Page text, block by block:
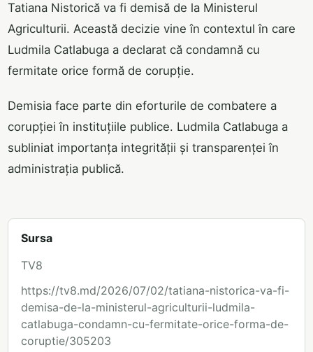
Tatiana Nistorică va fi demisă de la Ministerul
Agriculturii. Această decizie vine în contextul în care
Ludmila Catlabuga a declarat că condamnă cu
fermitate orice formă de corupție.
Demisia face parte din eforturile de combatere a
corupției în instituțiile publice. Ludmila Catlabuga a
subliniat importanța integrității și transparenței în
administrația publică.
Sursa
TV8
https://tv8.md/2026/07/02/tatiana-nistorica-va-fi-
demisa-de-la-ministerul-agriculturii-ludmila-
catlabuga-condamn-cu-fermitate-orice-forma-de-
coruptie/305203